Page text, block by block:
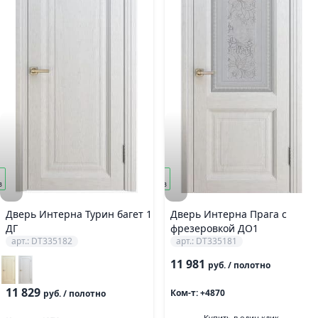
Дверь Интерна Турин багет 1
ДГ
арт.: DT335182
11 829 руб./ полотно
Дверь Интерна Прага с
фрезеровкой ДО1
арт.: DT335181
11 981 руб./ полотно
Ком-т: +4870
заказ